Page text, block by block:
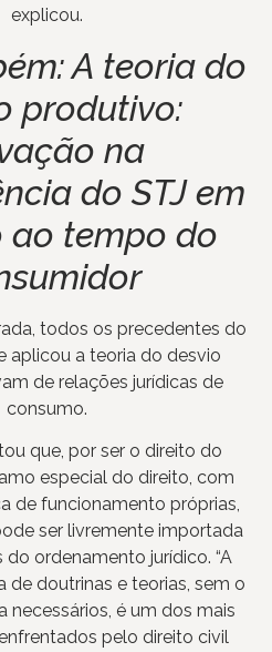
explicou.
A teoria do
produtivo:
na
do STJ em
ao tempo do
todos os precedentes do
aplicou a teoria do desvio
de relações jurídicas de
consumo.
que, por ser o direito do
especial do direito, com
de funcionamento próprias,
ser livremente importada
ordenamento jurídico. “A
de doutrinas e teorias, sem o
necessários, é um dos mais
pelo direito civil